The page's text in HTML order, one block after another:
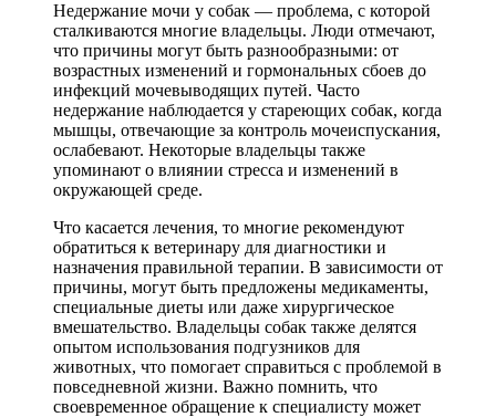
Недержание мочи у собак — проблема, с которой
сталкиваются многие владельцы. Люди отмечают,
что причины могут быть разнообразными: от
возрастных изменений и гормональных сбоев до
инфекций мочевыводящих путей. Часто
недержание наблюдается у стареющих собак, когда
мышцы, отвечающие за контроль мочеиспускания,
ослабевают. Некоторые владельцы также
упоминают о влиянии стресса и изменений в
окружающей среде.
Что касается лечения, то многие рекомендуют
обратиться к ветеринару для диагностики и
назначения правильной терапии. В зависимости от
причины, могут быть предложены медикаменты,
специальные диеты или даже хирургическое
вмешательство. Владельцы собак также делятся
опытом использования подгузников для
животных, что помогает справиться с проблемой в
повседневной жизни. Важно помнить, что
своевременное обращение к специалисту может